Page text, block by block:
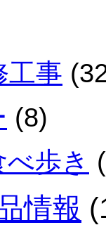
工事
(8)
歩き
情報